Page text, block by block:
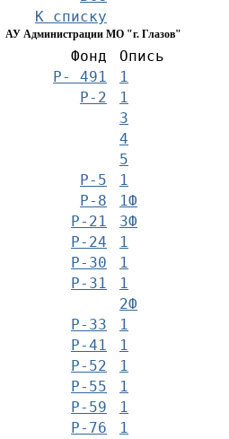
К списку
АУ Администрации МО "г. Глазов"
Фонд
Опись
Р- 491
1
Р-2
1
3
4
5
Р-5
Р-8
1
Р-21
1Ф
3Ф
Р-24
1
Р-30
1
Р-31
1
2Ф
Р-33
1
Р-41
1
Р-52
1
Р-55
1
Р-59
1
Р-76
1